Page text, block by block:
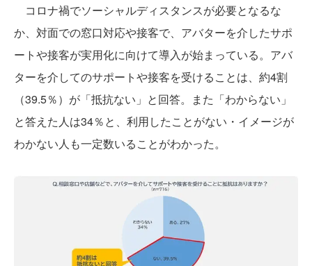
コロナ禍でソーシャルディスタンスが必要となるな
か、対面での窓口対応や接客で、アバターを介したサポ
ートや接客が実用化に向けて導入が始まっている。アバ
ターを介してのサポートや接客を受けることは、約4割
（39.5％）が「抵抗ない」と回答。また「わからない」
と答えた人は34％と、利用したことがない・イメージが
わかない人も一定数いることがわかった。